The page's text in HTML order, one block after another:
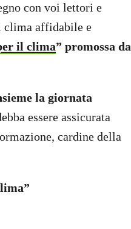
con voi lettori e
clima affidabile e
il clima” promossa da
la giornata
essere assicurata
cardine della